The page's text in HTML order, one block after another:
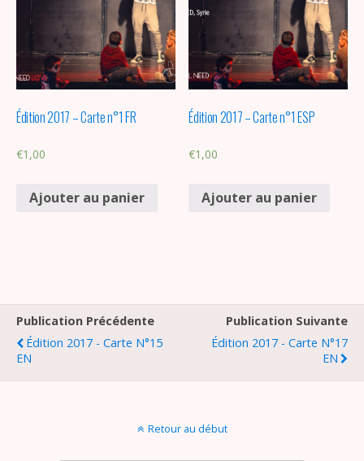
Édition 2017 – Carte n°1 FR
€1,00
Ajouter au panier
Édition 2017 – Carte n°1 ESP
€1,00
Ajouter au panier
Publication Précédente
Édition 2017 - Carte N°15
EN
Publication Suivante
Édition 2017 - Carte N°17
EN
Retour au début